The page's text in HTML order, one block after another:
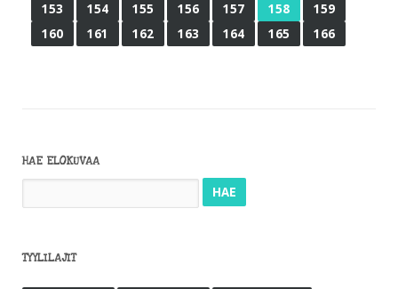
153
154 155 156 157 158
159
160
161 162 163 164 165 166
HAE ELOKUVAA
TYYLILAJIT